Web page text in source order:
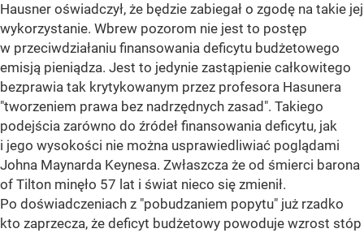
Hausner oświadczył, że będzie zabiegał o zgodę na takie jej
wykorzystanie. Wbrew pozorom nie jest to postęp
w przeciwdziałaniu finansowania deficytu budżetowego
emisją pieniądza. Jest to jedynie zastąpienie całkowitego
bezprawia tak krytykowanym przez profesora Hasunera
"tworzeniem prawa bez nadrzędnych zasad". Takiego
podejścia zarówno do źródeł finansowania deficytu, jak
i jego wysokości nie można usprawiedliwiać poglądami
Johna Maynarda Keynesa. Zwłaszcza że od śmierci barona
of Tilton minęło 57 lat i świat nieco się zmienił.
Po doświadczeniach z "pobudzaniem popytu" już rzadko
kto zaprzecza, że deficyt budżetowy powoduje wzrost stóp